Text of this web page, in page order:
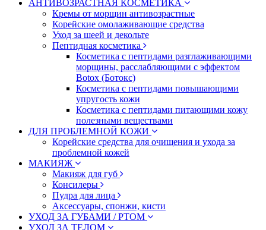
АНТИВОЗРАСТНАЯ КОСМЕТИКА
Кремы от морщин антивозрастные
Корейские омолаживающие средства
Уход за шеей и декольте
Пептидная косметика
Косметика с пептидами разглаживающими
морщины, расслабляющими с эффектом
Botox (Ботокс)
Косметика с пептидами повышающими
упругость кожи
Косметика с пептидами питающими кожу
полезными веществами
ДЛЯ ПРОБЛЕМНОЙ КОЖИ
Корейские средства для очищения и ухода за
проблемной кожей
МАКИЯЖ
Макияж для губ
Консилеры
Пудра для лица
Аксессуары, спонжи, кисти
УХОД ЗА ГУБАМИ / РТОМ
УХОД ЗА ТЕЛОМ